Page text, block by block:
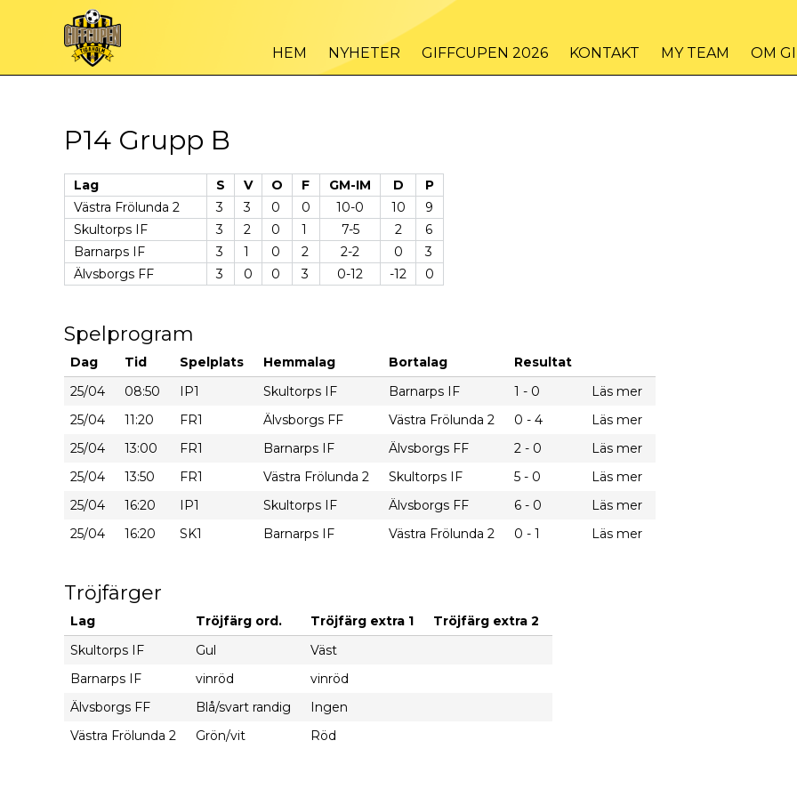
HEM NYHETER GIFFCUPEN 2026 KONTAKT MY TEAM OM
P14 Grupp B
Lag S V O F GM-IM D
P
Västra Frölunda 2
3 3 0 0 10-0 10
9
Skultorps IF
3 2 0 1 7-5 2
6
Barnarps IF
3 1 0 2 2-2 0
3
Älvsborgs FF
3 0 0 3 0-12 -12 0
Spelprogram
Dag Tid Spelplats Hemmalag Bortalag
Resultat
25/04
08:50 IP1 Skultorps IF Barnarps IF 1 - 0
Läs mer
25/04
11:20 FR1 Älvsborgs FF Västra Frölunda 2 0 - 4
Läs mer
25/04
13:00 FR1 Barnarps IF Älvsborgs FF 2 - 0
Läs mer
25/04
13:50 FR1 Västra Frölunda 2 Skultorps IF 5 - 0
Läs mer
25/04
16:20 IP1 Skultorps IF Älvsborgs FF 6 - 0
Läs mer
25/04
16:20 SK1 Barnarps IF Västra Frölunda 2 0 - 1 Läs mer
Tröjfärger
Lag Tröjfärg ord. Tröjfärg extra 1
Tröjfärg extra 2
Skultorps IF
Gul
Väst
Barnarps IF
vinröd
vinröd
Älvsborgs FF
Blå/svart randig
Ingen
Västra Frölunda 2
Grön/vit Röd